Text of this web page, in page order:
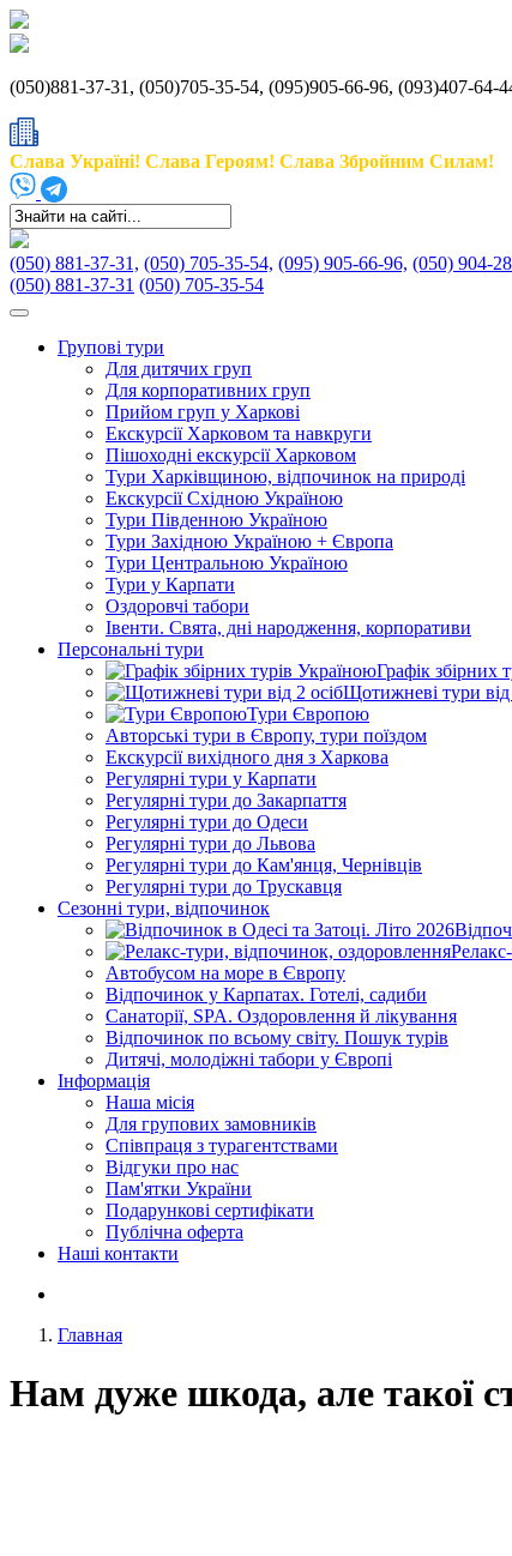
(050)881-37-31, (050)705-35-54, (095)905-66-96, (093)407-64-
Слава Україні! Слава Героям! Слава Збройним Силам!
(050) 881-37-31, (050) 705-35-54, (095) 905-66-96, (050) 904-
(050) 881-37-31 (050) 705-35-54
Групові тури
Для дитячих груп
Для корпоративних груп
Прийом груп у Харкові
Екскурсії Харковом та навкруги
Пішоходні екскурсії Харковом
Тури Харківщиною, відпочинок на природі
Екскурсії Східною Україною
Тури Південною Україною
Тури Західною Україною + Європа
Тури Центральною Україною
Тури у Карпати
Оздоровчі табори
Івенти. Свята, дні народження, корпоративи
Персональні тури
Графік збірних
Щотижневі тури від
Тури Європою
Авторські тури в Європу, тури поїздом
Екскурсії вихідного дня з Харкова
Регулярні тури у Карпати
Регулярні тури до Закарпаття
Регулярні тури до Одеси
Регулярні тури до Львова
Регулярні тури до Кам'янця, Чернівців
Регулярні тури до Трускавця
Сезонні тури, відпочинок
Автобусом на море в Європу
Відпочинок у Карпатах. Готелі, садиби
Санаторії, SPA. Оздоровлення й лікування
Відпочинок по всьому світу. Пошук турів
Дитячі, молодіжні табори у Європі
Інформація
Наша місія
Для групових замовників
Співпраця з турагентствами
Відгуки про нас
Пам'ятки України
Подарункові сертифікати
Публічна оферта
Наші контакти
Главная
Нам дуже шкода, але такої